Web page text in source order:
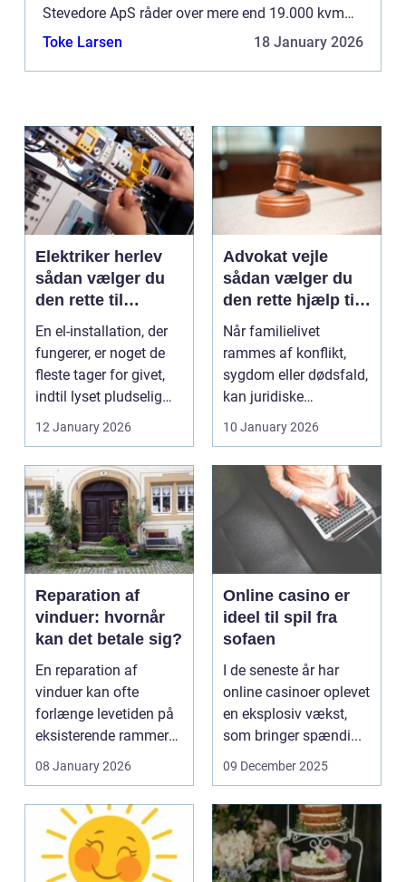
Stevedore ApS råder over mere end 19.000 kvm
tørlager og en logistisk velorganiseret infrastruktur
Toke Larsen 18 January 2026
Elektriker herlev
sådan vælger du
den rette til
opgaven
En el-installation, der
fungerer, er noget de
fleste tager for givet,
indtil lyset pludselig
12 January 2026
Advokat vejle
sådan vælger du
den rette hjælp til
familien
Når familielivet
rammes af konflikt,
sygdom eller dødsfald,
kan juridiske
vokse si...
10 January 2026
Reparation af
vinduer: hvornår
kan det betale sig?
En reparation af
vinduer kan ofte
forlænge levetiden på
eksisterende rammer
08 January 2026
Online casino er
ideel til spil fra
sofaen
I de seneste år har
online casinoer oplevet
en eksplosiv vækst,
som bringer spændi...
09 December 2025